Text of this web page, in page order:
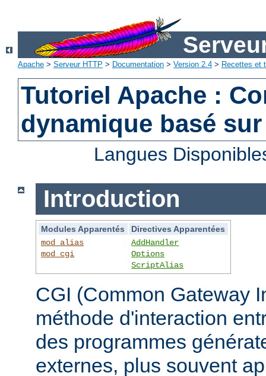
Apache > Serveur HTTP > Documentation > Version 2.4 > Recettes et
Tutoriel Apache :
dynamique basé sur
Langues
Introduction
Modules Apparentés
Directives Apparentées
mod_alias
mod_cgi
AddHandler
Options
ScriptAlias
CGI (Common Gateway
méthode d'interaction
des programmes
externes, plus souvent